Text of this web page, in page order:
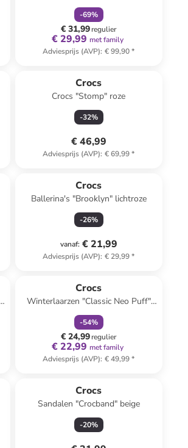
-69%
€ 31,99regulier
€ 29,99 met family
Adviesprijs (AVP): € 99,90*
Crocs
Crocs "Stomp" roze
-32%
€ 46,99
Adviesprijs (AVP): € 69,99*
Crocs
Ballerina's "Brooklyn" lichtroze
-26%
vanaf: € 21,99
Adviesprijs (AVP): € 29,99*
Crocs
Winterlaarzen "Classic Neo Puff"
donkerblauw
-54%
€ 24,99regulier
€ 22,99 met family
Adviesprijs (AVP): € 49,99*
Crocs
Sandalen "Crocband" beige
-20%